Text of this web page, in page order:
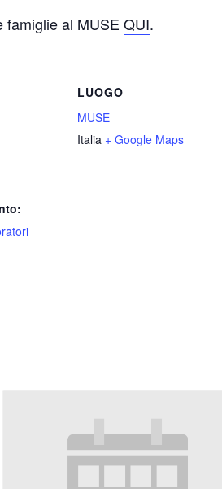
famiglie al MUSE QUI.
LUOGO
MUSE
Italia + Google Maps